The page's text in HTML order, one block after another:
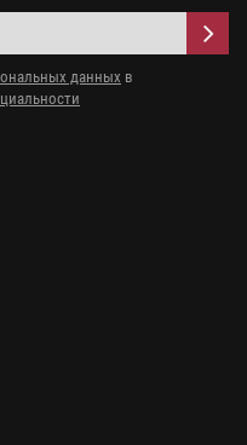
данных в